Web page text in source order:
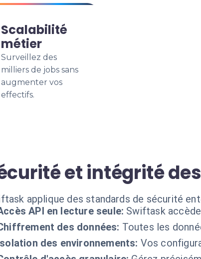
Scalabilité
métier
Surveillez des
milliers de jobs sans
augmenter vos
effectifs.
et intégrité
applique des standards de sécurité
API en lecture seule: Swiftask
des données: Toutes les
des environnements: Vos